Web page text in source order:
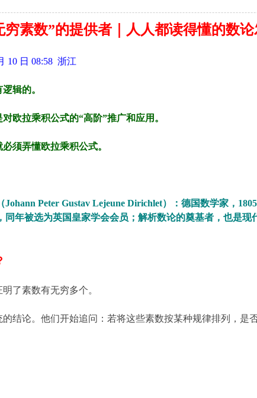
素数”的提供者｜人人都读得懂的数
10 日 08:58 浙江
辑的。
欧拉乘积公式的“高阶”推广和应用。
须弄懂欧拉乘积公式。
Johann Peter Gustav Lejeune Dirichlet）：德国数学家，
同年被选为英国皇家学会会员；解析数论的奠基者，也是
了素数有无穷多个。
结论。他们开始追问：若将这些素数按某种规律排列，是